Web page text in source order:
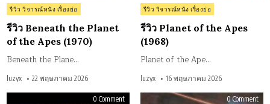
Posted
in
รีวิว วิจารณ์หนัง เรื่องย่อ
รีวิว Beneath the Planet
of the Apes (1970)
Beneath the Plane…
luzyx 22 พฤษภาคม 2026
Posted
in
รีวิว วิจารณ์หนัง เรื่องย่อ
รีวิว Planet of the Apes
(1968)
Planet of the Ape…
luzyx 16 พฤษภาคม 2026
0 Commenton
0 Commenton